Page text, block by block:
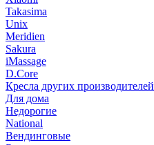
Takasima
Unix
Meridien
Sakura
iMassage
D.Core
Кресла других производителей
Для дома
Недорогие
National
Вендинговые